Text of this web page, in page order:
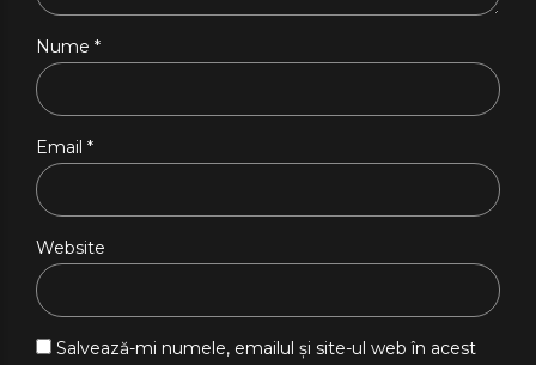
Nume *
Email *
Website
Salvează-mi numele, emailul și site-ul web în acest